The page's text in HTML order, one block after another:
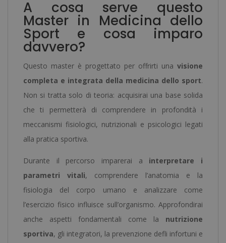
A cosa serve questo
Master in Medicina dello
Sport e cosa imparo
davvero?
Questo master è progettato per offrirti una visione
completa e integrata della medicina dello sport.
Non si tratta solo di teoria: acquisirai una base solida
che ti permetterà di comprendere in profondità i
meccanismi fisiologici, nutrizionali e psicologici legati
alla pratica sportiva.
Durante il percorso imparerai a interpretare i
parametri vitali, comprendere l’anatomia e la
fisiologia del corpo umano e analizzare come
l’esercizio fisico influisce sull’organismo. Approfondirai
anche aspetti fondamentali come la nutrizione
sportiva, gli integratori, la prevenzione defli infortuni e